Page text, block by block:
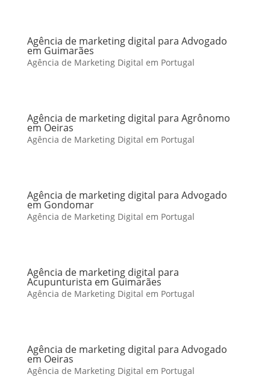
Agência de marketing digital para Advogado
em Guimarães
Agência de Marketing Digital em Portugal
Agência de marketing digital para Agrônomo
em Oeiras
Agência de Marketing Digital em Portugal
Agência de marketing digital para Advogado
em Gondomar
Agência de Marketing Digital em Portugal
Agência de marketing digital para
Acupunturista em Guimarães
Agência de Marketing Digital em Portugal
Agência de marketing digital para Advogado
em Oeiras
Agência de Marketing Digital em Portugal